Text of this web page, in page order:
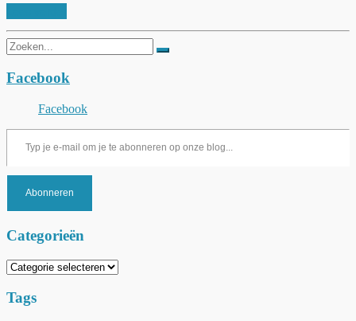
Zoeken
naar:
Facebook
Facebook
Typ je e-mail om je te abonneren op onze blog...
Abonneren
Categorieën
Categorieën
Tags